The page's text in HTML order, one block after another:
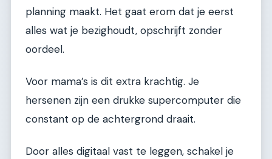
planning maakt. Het gaat erom dat je eerst
alles wat je bezighoudt, opschrijft zonder
oordeel.
Voor mama’s is dit extra krachtig. Je
hersenen zijn een drukke supercomputer die
constant op de achtergrond draait.
Door alles digitaal vast te leggen, schakel je